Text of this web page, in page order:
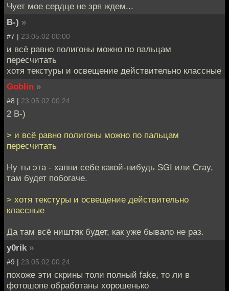
Чует мое сердце не зря ждем...
B-) »
#7 | 23.05.02 00:00
и всё равно полигоны можно по пальцам
пересчитать
хотя текстуры и освещение действительно классные
Goblin »
#8 | 23.05.02 00:24
2 B-)
> и всё равно полигоны можно по пальцам
пересчитать
Ну ты эта - хапни себе какой-нибудь SGI или Cray,
там будет побогаче.
> хотя текстуры и освещение действительно
классные
Да там всё ништяк будет, как уже бывало не раз.
y0rik »
#9 | 23.05.02 00:24
похоже эти скрины толи полный fake, то ли в
фотошопе обработаны хорошенько